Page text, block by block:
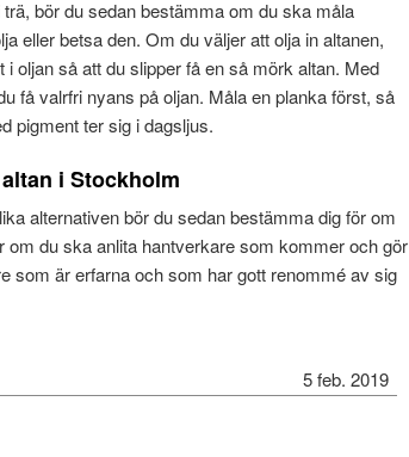
bör du sedan bestämma om du ska måla
eller betsa den. Om du väljer att olja in altanen,
i oljan så att du slipper få en så mörk altan. Med
få valrfri nyans på oljan. Måla en planka först, så
pigment ter sig i dagsljus.
i Stockholm
alternativen bör du sedan bestämma dig för om
om du ska anlita hantverkare som kommer och gör
som är erfarna och som har gott renommé av sig
5 feb. 2019